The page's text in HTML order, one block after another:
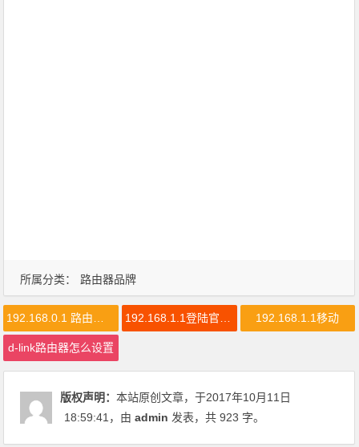
所属分类： 路由器品牌
192.168.1.1移动
d-link路由器怎么设置
版权声明：本站原创文章，于2017年10月11日
18:59:41 ，由admin 发表，共 923 字。